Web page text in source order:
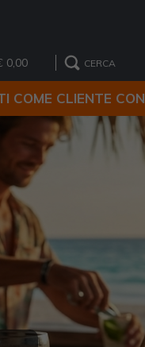
0,00 CERCA
COME CLIENTE